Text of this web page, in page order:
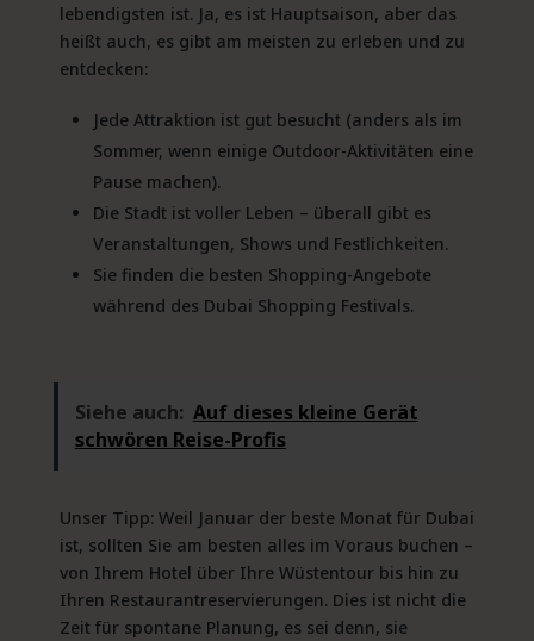
lebendigsten ist. Ja, es ist Hauptsaison, aber das
heißt auch, es gibt am meisten zu erleben und zu
entdecken:
Jede Attraktion ist gut besucht (anders als im
Sommer, wenn einige Outdoor-Aktivitäten eine
Pause machen).
Die Stadt ist voller Leben – überall gibt es
Veranstaltungen, Shows und Festlichkeiten.
Sie finden die besten Shopping-Angebote
während des Dubai Shopping Festivals.
Siehe auch: Auf dieses kleine Gerät
schwören Reise-Profis
Unser Tipp: Weil Januar der beste Monat für Dubai
ist, sollten Sie am besten alles im Voraus buchen –
von Ihrem Hotel über Ihre Wüstentour bis hin zu
Ihren Restaurantreservierungen. Dies ist nicht die
Zeit für spontane Planung, es sei denn, sie